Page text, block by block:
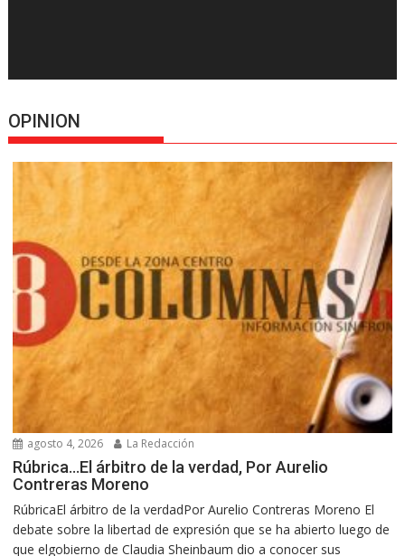
OPINION
agosto 4, 2026 La Redacción
Rúbrica…El árbitro de la verdad, Por Aurelio
Contreras Moreno
RúbricaEl árbitro de la verdadPor Aurelio Contreras Moreno El
debate sobre la libertad de expresión que se ha abierto luego de
que elgobierno de Claudia Sheinbaum dio a conocer sus